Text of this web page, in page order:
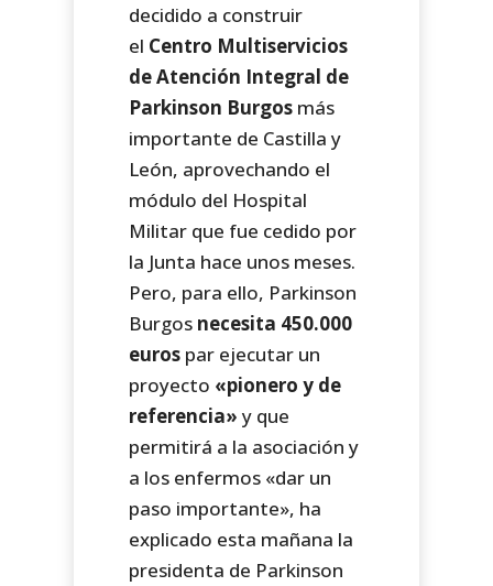
decidido a construir
el Centro Multiservicios
de Atención Integral de
Parkinson Burgos más
importante de Castilla y
León, aprovechando el
módulo del Hospital
Militar que fue cedido por
la Junta hace unos meses.
Pero, para ello, Parkinson
Burgos necesita 450.000
euros par ejecutar un
proyecto «pionero y de
referencia» y que
permitirá a la asociación y
a los enfermos «dar un
paso importante», ha
explicado esta mañana la
presidenta de Parkinson